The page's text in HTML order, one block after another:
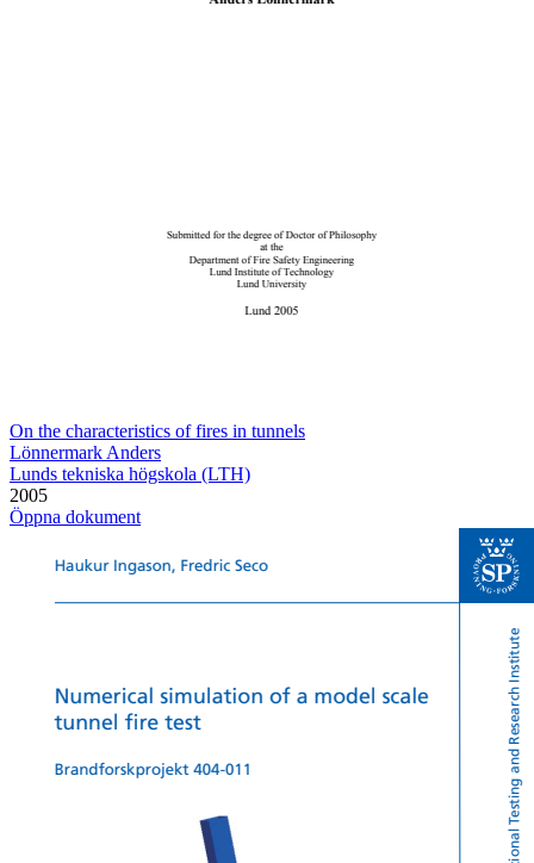
On the characteristics of fires in tunnels
Lönnermark Anders
Lunds tekniska högskola (LTH)
2005
Öppna dokument